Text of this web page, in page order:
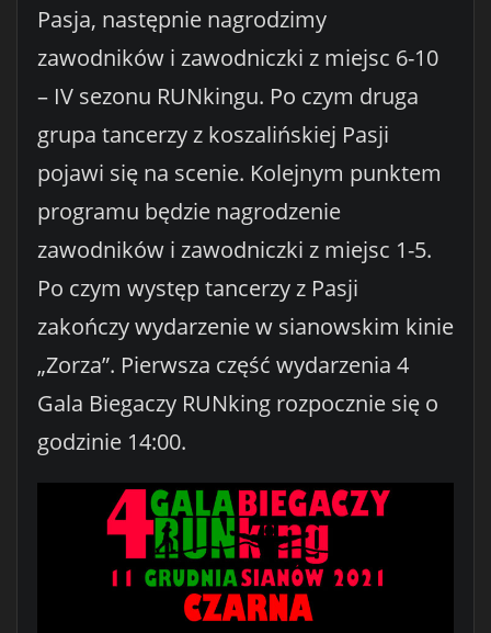
Pasja, następnie nagrodzimy
zawodników i zawodniczki z miejsc 6-10
– IV sezonu RUNkingu. Po czym druga
grupa tancerzy z koszalińskiej Pasji
pojawi się na scenie. Kolejnym punktem
programu będzie nagrodzenie
zawodników i zawodniczki z miejsc 1-5.
Po czym występ tancerzy z Pasji
zakończy wydarzenie w sianowskim kinie
„Zorza”. Pierwsza część wydarzenia 4
Gala Biegaczy RUNking rozpocznie się o
godzinie 14:00.